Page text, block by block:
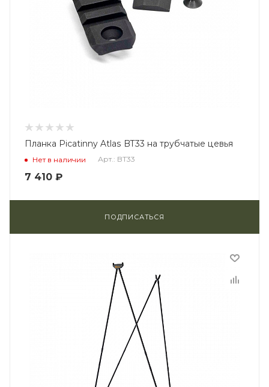
Планка Picatinny Atlas BT33 на трубчатые цевья
Нет в наличии Арт.: BT33
7 410 ₽
ПОДПИСАТЬСЯ